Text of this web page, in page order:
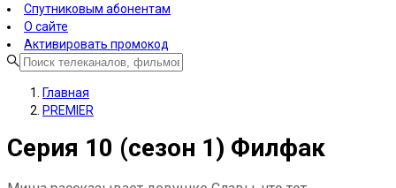
Спутниковым абонентам
О сайте
Активировать промокод
Главная
PREMIER
Серия 10 (сезон 1) Филфак